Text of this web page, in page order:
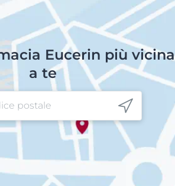
Eucerin più vicina
a te